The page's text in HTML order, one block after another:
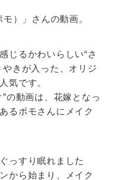
）」さんの動画。
じるかわいらしい“さ
きが入った、オリジ
気です。
の動画は、花嫁となっ
るポモさんにメイク
っすり眠れました
から始まり、メイク